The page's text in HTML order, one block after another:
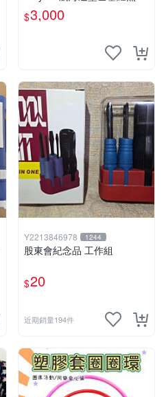
$3,000
Y2213846978 1244
股東會紀念品 工作組
$20
近期銷量194件